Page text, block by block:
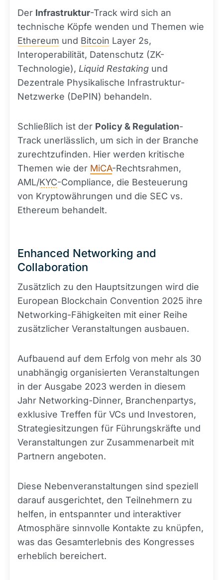
Der Infrastruktur-Track wird sich an
technische Köpfe wenden und Themen wie
Ethereum und Bitcoin Layer 2s,
Interoperabilität, Datenschutz (ZK-
Technologie), Liquid Restaking und
Dezentrale Physikalische Infrastruktur-
Netzwerke (DePIN) behandeln.
Schließlich ist der Policy & Regulation-
Track unerlässlich, um sich in der Branche
zurechtzufinden. Hier werden kritische
Themen wie der MiCA-Rechtsrahmen,
AML/KYC-Compliance, die Besteuerung
von Kryptowährungen und die SEC vs.
Ethereum behandelt.
Enhanced Networking and
Collaboration
Zusätzlich zu den Hauptsitzungen wird die
European Blockchain Convention 2025 ihre
Networking-Fähigkeiten mit einer Reihe
zusätzlicher Veranstaltungen ausbauen.
Aufbauend auf dem Erfolg von mehr als 30
unabhängig organisierten Veranstaltungen
in der Ausgabe 2023 werden in diesem
Jahr Networking-Dinner, Branchenpartys,
exklusive Treffen für VCs und Investoren,
Strategiesitzungen für Führungskräfte und
Veranstaltungen zur Zusammenarbeit mit
Partnern angeboten.
Diese Nebenveranstaltungen sind speziell
darauf ausgerichtet, den Teilnehmern zu
helfen, in entspannter und interaktiver
Atmosphäre sinnvolle Kontakte zu knüpfen,
was das Gesamterlebnis des Kongresses
erheblich bereichert.